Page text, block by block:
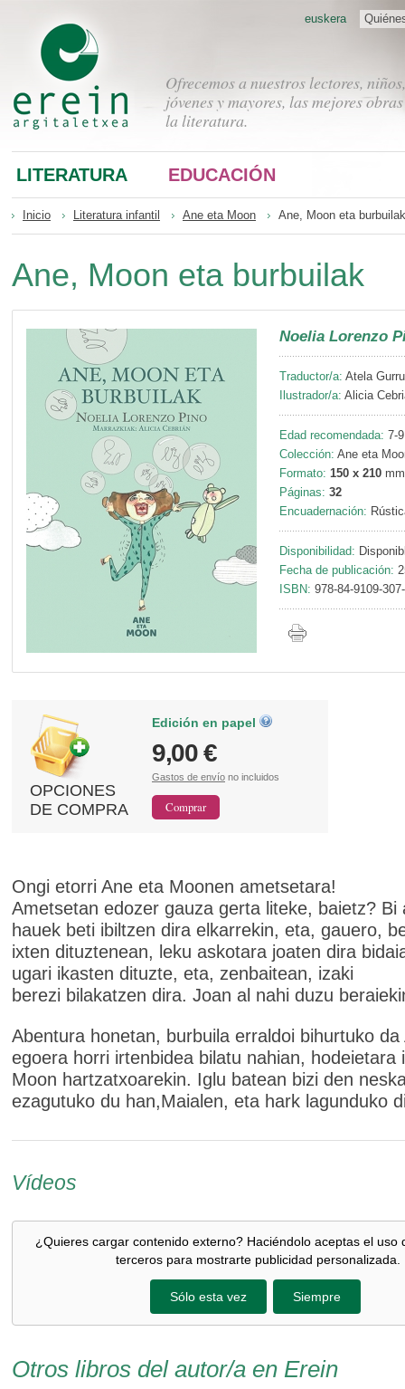
Ofrecemos a nuestros lectores, niños,
jóvenes y mayores, las mejores
la literatura.
euskera
LITERATURA EDUCACIÓN
Inicio Literatura infantil Ane eta Moon Ane, Moon eta burbuilak
Ane, Moon eta burbuilak
Noelia Lorenzo
Traductor/a: Atela
Ilustrador/a: Alicia
Edad recomendada: 7-
Colección: Ane eta
Formato: 150 x 210 mm
Páginas: 32
Encuadernación:
Disponibilidad:
Fecha de publicación:
ISBN: 978-84-9109-
OPCIONES
DE COMPRA
Edición en papel
9,00 €
Gastos de envío no incluidos
Ongi etorri Ane eta Moonen ametsetara!
Ametsetan edozer gauza gerta liteke, baietz? Bi
hauek beti ibiltzen dira elkarrekin, eta, gauero,
ixten dituztenean, leku askotara joaten dira
ugari ikasten dituzte, eta, zenbaitean, izaki
berezi bilakatzen dira. Joan al nahi duzu
Abentura honetan, burbuila erraldoi bihurtuko da
egoera horri irtenbidea bilatu nahian, hodeietara
Moon hartzatxoarekin. Iglu batean bizi den
ezagutuko du han,Maialen, eta hark lagunduko
Vídeos
¿Quieres cargar contenido externo? Haciéndolo aceptas el uso
terceros para mostrarte publicidad personalizada.
Sólo esta vez Siempre
Otros libros del autor/a en Erein